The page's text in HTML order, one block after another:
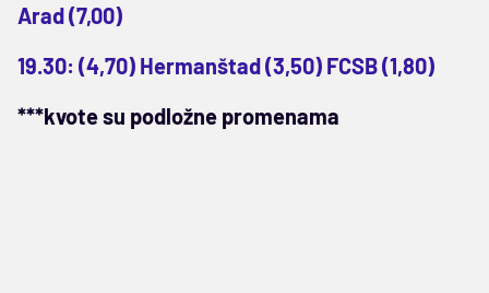
Arad (7,00)
19.30: (4,70) Hermanštad (3,50) FCSB (1,80)
***kvote su podložne promenama